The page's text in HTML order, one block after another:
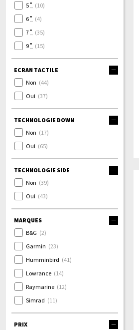
5" (10)
6" (4)
7" (35)
9" (15)
ECRAN TACTILE
Non (44)
Oui (37)
TECHNOLOGIE DOWN
Non (17)
Oui (65)
TECHNOLOGIE SIDE
Non (39)
Oui (43)
MARQUES
B&G (2)
Garmin (23)
Humminbird (41)
Lowrance (14)
Raymarine (12)
Simrad (11)
PRIX